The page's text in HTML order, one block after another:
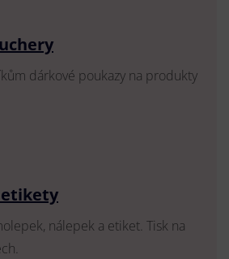
dárkové poukazy na produkty
etikety
nálepek a etiket. Tisk na